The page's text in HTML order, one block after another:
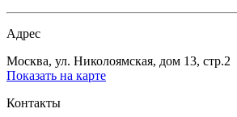
Адрес
Москва, ул. Николоямская, дом 13, стр.2
Показать на карте
Контакты